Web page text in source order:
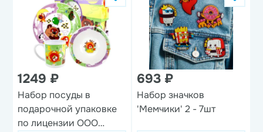
1249 ₽
Набор посуды в
подарочной упаковке
по лицензии ООО
693 ₽
Набор значков
'Мемчики' 2 - 7шт